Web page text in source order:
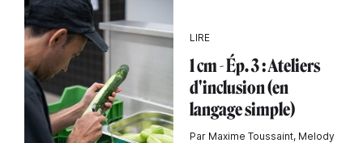
LIRE
1 cm - Ép. 3 : Ateliers
d'inclusion (en
langage simple)
Par Maxime Toussaint, Melody